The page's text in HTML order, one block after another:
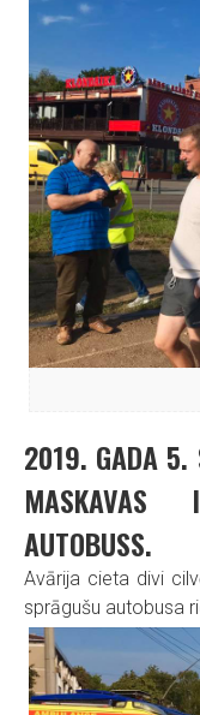
2019. GADA 5.
MASKAVAS
AUTOBUSS.
Avārija cieta divi
sprāgušu autobusa